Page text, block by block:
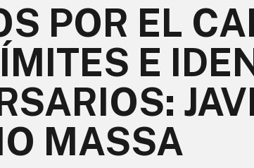
POR EL
E
MASSA